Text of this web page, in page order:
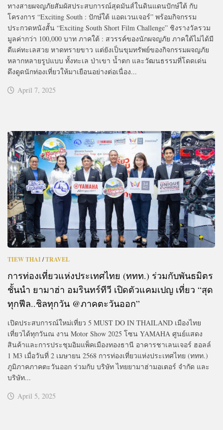
ทางสายผจญภัยสัมผัสประสบการณ์สุดมันส์ในดินแดนปักษ์ใต้ กับ
โครงการ “Exciting South : ปักษ์ใต้ แอดเวนเจอร์” พร้อมกิจกรรม
ประกวดหนังสั้น “Exciting South Short Film Challenge” ชิงรางวัลรวม
มูลค่ากว่า 100,000 บาท ภาคใต้ : สวรรค์ของนักผจญภัย ภาคใต้ไม่ได้มี
ดีแค่ทะเลสวย หาดทรายขาว แต่ยังเป็นขุมทรัพย์ของกิจกรรมผจญภัย
หลากหลายรูปแบบ ทั้งทะเล ป่าเขา น้ำตก และวัฒนธรรมที่โดดเด่น
ดึงดูดนักท่องเที่ยวให้มาเยือนอย่างต่อเนื่อง...
April 7, 2025
TIEW THAI/TRAVEL
การท่องเที่ยวแห่งประเทศไทย (ททท.) ร่วมกับพันธมิตร
ชั้นนำ ยามาฮ่า อมรินทร์ทีวี เปิดตัวแคมเปญ เที่ยว “สุด
ทุกฟีล..ชิลทุกวัน @ภาคตะวันออก”
เปิดประสบการณ์ใหม่เที่ยว 5 MUST DO IN THAILAND เมืองไทย
เที่ยวได้ทุกวันณ งาน Motor Show 2025 โซน YAMAHA ศูนย์แสดง
สินค้าและการประชุมอิมแพ็คเมืองทองธานี อาคารชาเลนเจอร์ ฮอลล์
1 M3 เมื่อวันที่ 2 เมษายน 2568 การท่องเที่ยวแห่งประเทศไทย (ททท.)
ภูมิภาคภาคตะวันออก ร่วมกับ บริษัท ไทยยามาฮ่ามอเตอร์ จำกัด และ
บริษัท...
April 5, 2025